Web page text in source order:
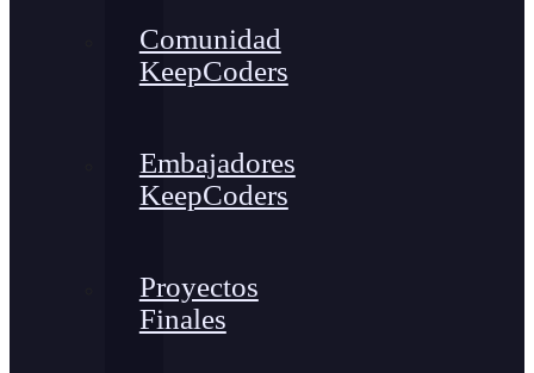
Comunidad
KeepCoders
Embajadores
KeepCoders
Proyectos
Finales